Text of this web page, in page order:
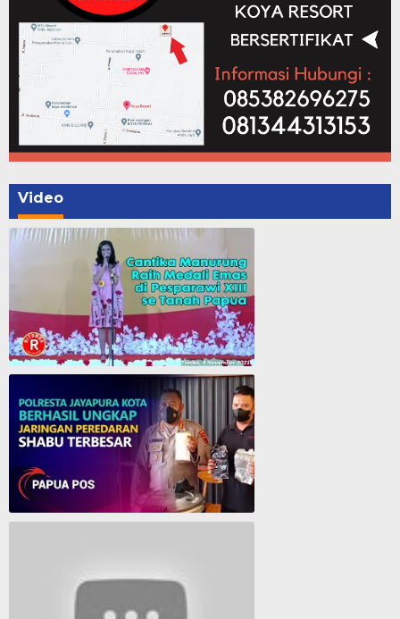
Video
Cantika Manurung Raih Medali Emas di Pesparawi XIII se Tanah Papua
Polresta Jayapura Berhasil ungkap jaringan peredaran shabu terbesar